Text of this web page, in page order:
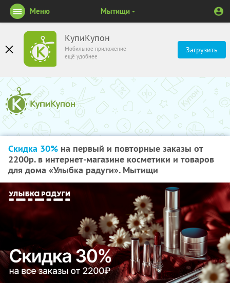
КупиКупон
Мобильное приложение
ещё удобнее
Загрузить
Меню Мытищи
Скидка 30% на первый и повторные заказы от
2200р. в интернет-магазине косметики и товаров
для дома «Улыбка радуги». Мытищи